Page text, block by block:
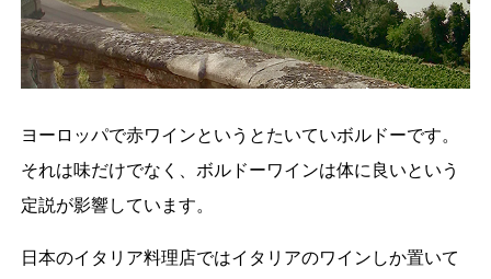
ヨーロッパで赤ワインというとたいていボルドーです。
それは味だけでなく、ボルドーワインは体に良いという
定説が影響しています。
日本のイタリア料理店ではイタリアのワインしか置いて